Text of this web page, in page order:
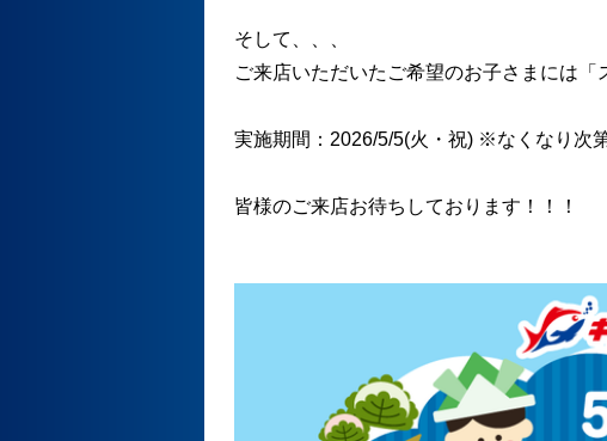
そして、、、
ご来店いただいたご希望のお子さまには「
実施期間：2026/5/5(火・祝) ※なくなり次
皆様のご来店お待ちしております！！！